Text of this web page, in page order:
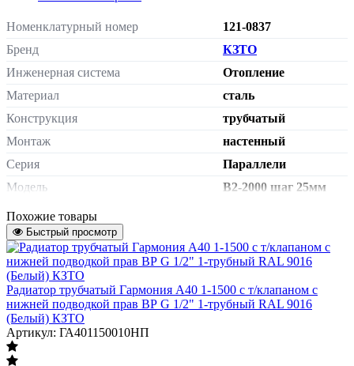
Номенклатурный номер
121-0837
Бренд
КЗТО
Инженерная система
Отопление
Материал
сталь
Конструкция
трубчатый
Монтаж
настенный
Серия
Параллели
Модель
В2-2000 шаг 25мм
Тип подключения
Сторона подключения
Подключение к системе отопления
внутренняя резьба G
1/2"
Терморегулятор
с термостатическим
клапаном
Присоединение термостатического
элемента
Похожие товары
Быстрый просмотр
Радиатор трубчатый Гармония А40 1-1500 с т/клапаном с
нижней подводкой прав ВР G 1/2" 1-трубный RAL 9016
(Белый) КЗТО
Артикул: ГА401150010НП